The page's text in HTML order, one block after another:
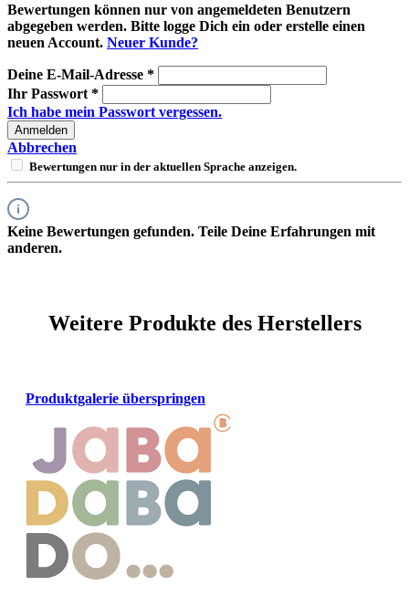
Bewertungen können nur von angemeldeten Benutzern
abgegeben werden. Bitte logge Dich ein oder erstelle einen
neuen Account. Neuer Kunde?
Deine E-Mail-Adresse *
Ihr Passwort *
Ich habe mein Passwort vergessen.
Anmelden
Abbrechen
Bewertungen nur in der aktuellen Sprache anzeigen.
Keine Bewertungen gefunden. Teile Deine Erfahrungen mit
anderen.
Weitere Produkte des Herstellers
Produktgalerie überspringen